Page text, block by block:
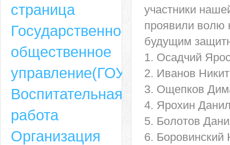
Адрес
659635, Алтайский край, Алтайский район, село Ая, ул. Школьная 11.
6-49, электронный адрес: aja_70@mail.ru
участники
проявили волю
будущим
1. Осадчий
2. Иванов
3. Ощепков
4. Ярохин
5. Болотов
6. Боровинский
страница
Государственно-
общественное
управление(ГОУ)
Воспитательная
работа
Организация